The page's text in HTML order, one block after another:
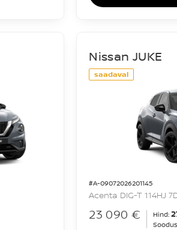
saadaval
#A-09072026201145
Nissan JUKE
Acenta DIG-T 114HJ
23 090 € Hind: